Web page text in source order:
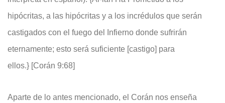
hipócritas, a las hipócritas y a los incrédulos que serán
castigados con el fuego del Infierno donde sufrirán
eternamente; esto será suficiente [castigo] para
ellos.} [Corán 9:68]
Aparte de lo antes mencionado, el Corán nos enseña